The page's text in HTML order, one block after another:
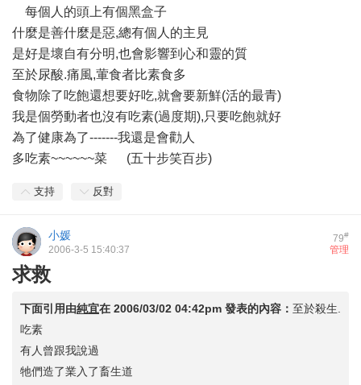
每個人的頭上有個黑盒子
什麼是善什麼是惡,總有個人的主見
是好是壞自有分明,也會影響到心和靈的質
至於尿酸.痛風,葷食者比素食多
食物除了吃飽還想要好吃,就會要新鮮(活的最青)
我是個勞動者也沒有吃素(過度期),只要吃飽就好
為了健康為了-------我還是會勸人
多吃素~~~~~~菜 (五十步笑百步)
支持 反對
79#
小媛
管理
2006-3-5 15:40:37
求救
下面引用由純宜在 2006/03/02 04:42pm 發表的內容： 至於殺生.
吃素
有人曾跟我說過
牠們造了業入了畜生道